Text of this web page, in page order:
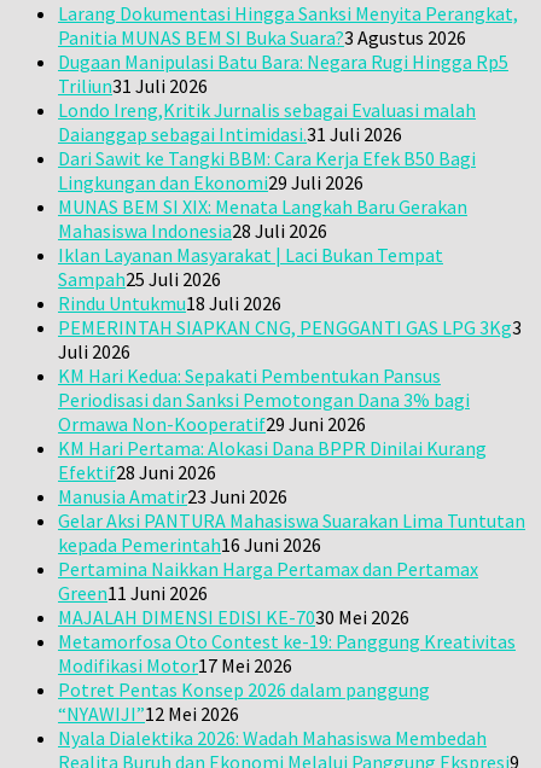
Larang Dokumentasi Hingga Sanksi Menyita Perangkat,
Panitia MUNAS BEM SI Buka Suara?3 Agustus 2026
Dugaan Manipulasi Batu Bara: Negara Rugi Hingga Rp5
Triliun31 Juli 2026
Londo Ireng,Kritik Jurnalis sebagai Evaluasi malah
Daianggap sebagai Intimidasi.31 Juli 2026
Dari Sawit ke Tangki BBM: Cara Kerja Efek B50 Bagi
Lingkungan dan Ekonomi29 Juli 2026
MUNAS BEM SI XIX: Menata Langkah Baru Gerakan
Mahasiswa Indonesia28 Juli 2026
Iklan Layanan Masyarakat | Laci Bukan Tempat
Sampah25 Juli 2026
Rindu Untukmu18 Juli 2026
PEMERINTAH SIAPKAN CNG, PENGGANTI GAS LPG 3Kg3
Juli 2026
KM Hari Kedua: Sepakati Pembentukan Pansus
Periodisasi dan Sanksi Pemotongan Dana 3% bagi
Ormawa Non-Kooperatif29 Juni 2026
KM Hari Pertama: Alokasi Dana BPPR Dinilai Kurang
Efektif28 Juni 2026
Manusia Amatir23 Juni 2026
Gelar Aksi PANTURA Mahasiswa Suarakan Lima Tuntutan
kepada Pemerintah16 Juni 2026
Pertamina Naikkan Harga Pertamax dan Pertamax
Green11 Juni 2026
MAJALAH DIMENSI EDISI KE-7030 Mei 2026
Metamorfosa Oto Contest ke-19: Panggung Kreativitas
Modifikasi Motor17 Mei 2026
Potret Pentas Konsep 2026 dalam panggung
“NYAWIJI”12 Mei 2026
Nyala Dialektika 2026: Wadah Mahasiswa Membedah
Realita Buruh dan Ekonomi Melalui Panggung Ekspresi9